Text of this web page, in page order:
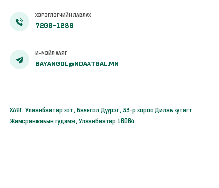
ХЭРЭГЛЭГЧИЙН ЛАВЛАХ
7200-1289
И-МЭЙЛ ХАЯГ
BAYANGOL@NDAATGAL.MN
ХАЯГ: Улаанбаатар хот, Баянгол Дүүрэг, 33-р хороо Дилав хутагт
Жамсранжавын гудамж, Улаанбаатар 16064